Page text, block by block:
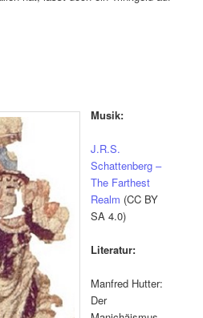
Musik:
J.R.S.
Schattenberg –
The Farthest
Realm (CC BY
SA 4.0)
Literatur:
Manfred Hutter:
Der